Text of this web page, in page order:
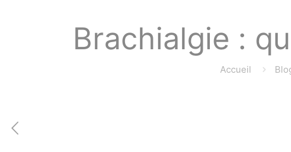
Brachialgie :
Accueil